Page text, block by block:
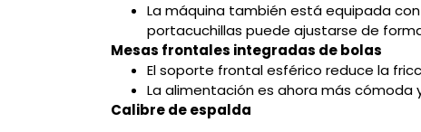
La máquina también está equipada
portacuchillas puede ajustarse de
Mesas frontales integradas de bolas
El soporte frontal esférico reduce la
La alimentación es ahora más
Calibre de espalda